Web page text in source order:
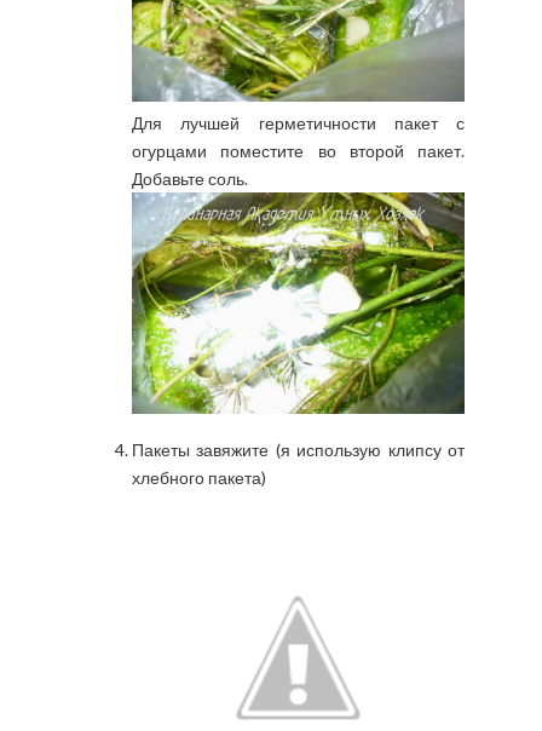
Для лучшей герметичности пакет с
огурцами поместите во второй пакет.
Добавьте соль.
Пакеты завяжите (я использую клипсу от
хлебного пакета)